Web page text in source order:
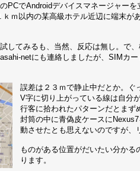
PCでAndroidデバイスマネージャー
ｍ以内の某高級ホテル近辺に端末
してみるも、当然、反応は無し。で
netにも連絡しましたが、SIMカ
誤差は２３ｍで静止中だとか。ぐ
V字に切り上がっている線は自分
行客に拾われたパターンだとまず
封筒の中に青偽皮ケースに
動させたとも思えないのですが、
ものがある位置がだいたい分か
ります。